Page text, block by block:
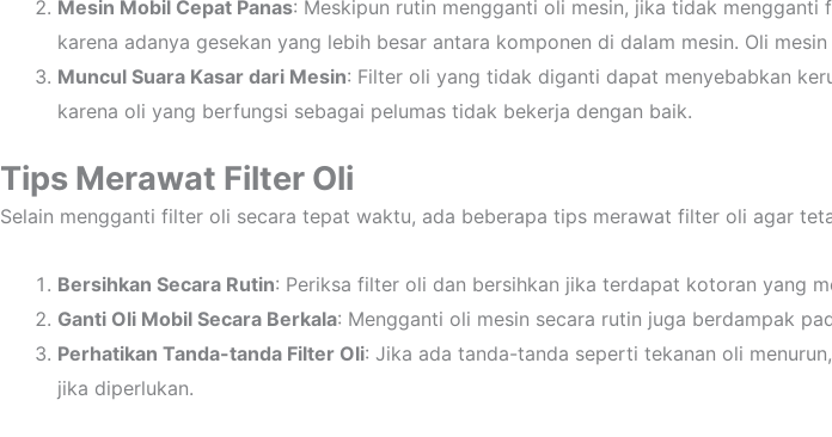
Mesin Mobil Cepat Panas: Meskipun rutin mengganti oli mesin, jika tidak
karena adanya gesekan yang lebih besar antara komponen di dalam mesin. Oli
Muncul Suara Kasar dari Mesin: Filter oli yang tidak diganti dapat menyebabkan
karena oli yang berfungsi sebagai pelumas tidak bekerja dengan baik.
Tips Merawat Filter Oli
Selain mengganti filter oli secara tepat waktu, ada beberapa tips merawat filter oli agar
Bersihkan Secara Rutin: Periksa filter oli dan bersihkan jika terdapat kotoran yang
Ganti Oli Mobil Secara Berkala: Mengganti oli mesin secara rutin juga berdampak
Perhatikan Tanda-tanda Filter Oli: Jika ada tanda-tanda seperti tekanan oli
jika diperlukan.